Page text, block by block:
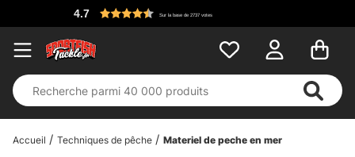
Sur la base de 2737 votes
Accueil Techniques de pêche Materiel de peche en mer